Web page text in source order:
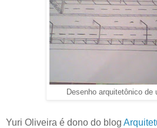
Desenho arquitetônico de
Yuri Oliveira é dono do blog